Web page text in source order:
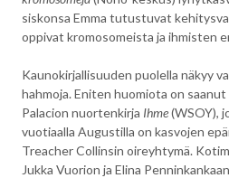
siskonsa Emma tutustuvat
oppivat kromosomeista ja ihmisten
Kaunokirjallisuuden puolella näkyy
hahmoja. Eniten huomiota on
Palacion nuortenkirja Ihme(WSOY),
vuotiaalla Augustilla on kasvojen
Treacher Collinsin oireyhtymä.
Jukka Vuorion ja Elina